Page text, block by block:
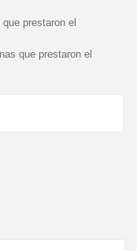
prestaron el
que prestaron el